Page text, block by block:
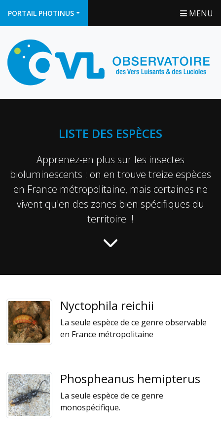
PORTAIL PHOTINUS MENU
LISTE DES ESPÈCES
Apprenez-en plus sur les insectes
bioluminescents : on en trouve treize espèces
en France métropolitaine, mais certaines ne
vivent qu'en des zones bien spécifiques du
territoire !
Nyctophila reichii
La seule espèce de ce genre observable
en France métropolitaine
Phospheanus hemipterus
La seule espèce de ce genre
monospécifique.